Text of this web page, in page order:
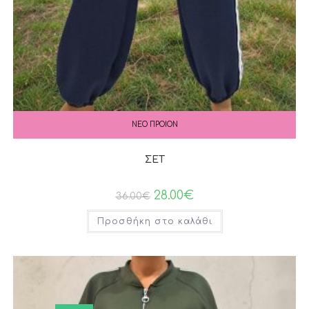
ΝΕΟ ΠΡΟΙΟΝ
ΣΕΤ
36.00€ 28.00€
Προσθήκη στο καλάθι